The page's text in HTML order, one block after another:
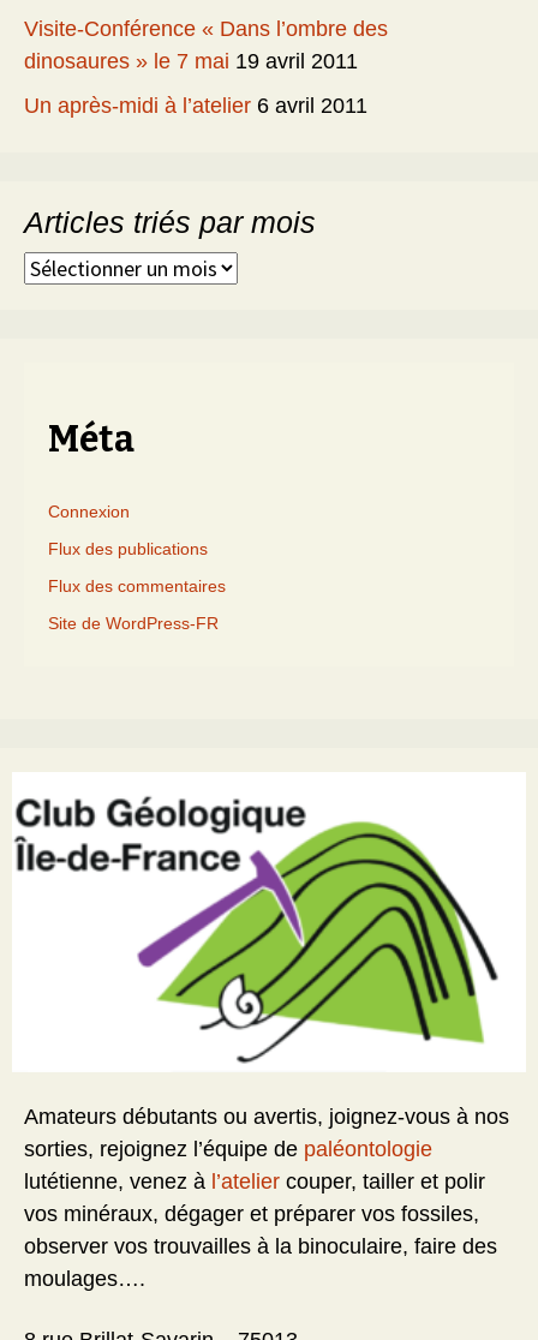
Visite-Conférence « Dans l’ombre des
dinosaures » le 7 mai 19 avril 2011
Un après-midi à l’atelier 6 avril 2011
Articles triés par mois
Articles
Méta
Connexion
Flux des publications
Flux des commentaires
Site de WordPress-FR
Amateurs débutants ou avertis, joignez-vous à nos
sorties, rejoignez l’équipe de paléontologie
lutétienne, venez à l’atelier couper, tailler et polir
vos minéraux, dégager et préparer vos fossiles,
observer vos trouvailles à la binoculaire, faire des
moulages….